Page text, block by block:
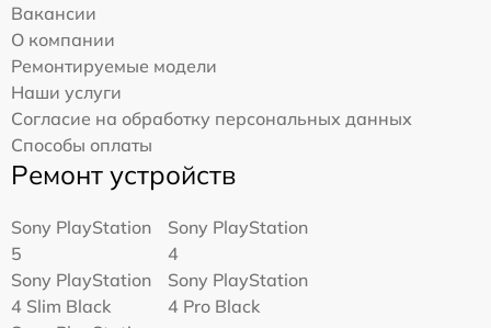
Вакансии
О компании
Ремонтируемые модели
Наши услуги
Согласие на обработку персональных данных
Способы оплаты
Ремонт устройств
Sony PlayStation
5
Sony PlayStation
4
Sony PlayStation
4 Slim Black
Sony PlayStation
4 Pro Black